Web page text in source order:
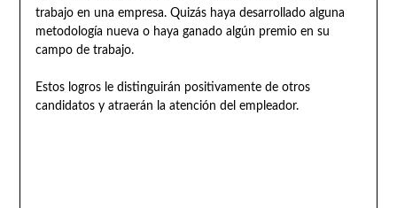
trabajo en una empresa. Quizás haya desarrollado alguna
metodología nueva o haya ganado algún premio en su
campo de trabajo.
Estos logros le distinguirán positivamente de otros
candidatos y atraerán la atención del empleador.